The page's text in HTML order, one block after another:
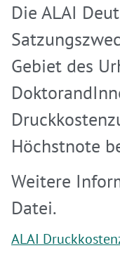
Die ALAI
Gebiet des
Höchstnote
Weitere
Datei.
ALAI